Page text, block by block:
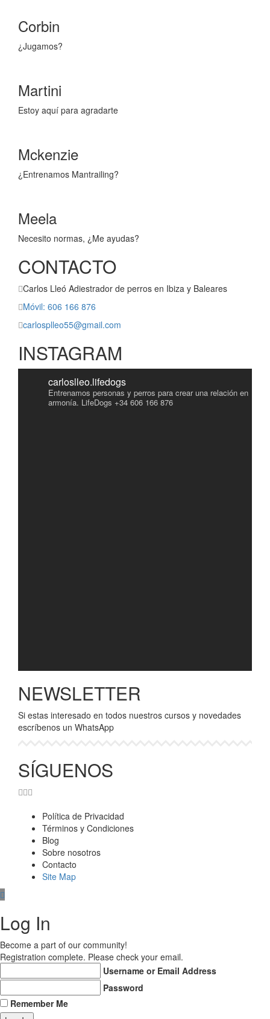
Corbin
¿Jugamos?
Martini
Estoy aquí para agradarte
Mckenzie
¿Entrenamos Mantrailing?
Meela
Necesito normas, ¿Me ayudas?
CONTACTO
Carlos Lleó Adiestrador de perros en Ibiza y Baleares
Móvil: 606 166 876
carlosplleo55@gmail.com
INSTAGRAM
carloslleo.lifedogs
Entrenamos personas y perros para crear una relación en
armonía. LifeDogs +34 606 166 876
Cargar más
NEWSLETTER
Si estas interesado en todos nuestros cursos y novedades
escríbenos un WhatsApp
SÍGUENOS
Política de Privacidad
Términos y Condiciones
Blog
Sobre nosotros
Contacto
Site Map
Log In
Become a part of our community!
Registration complete. Please check your email.
Username or Email Address
Password
Remember Me